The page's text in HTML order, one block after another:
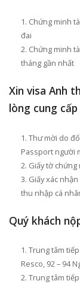
Chứng minh
đai
Chứng minh
tháng gần nhất
Xin visa Anh
lòng cung cấp
Thư mời do
Passport người
Giấy tờ chứng
Giấy xác
thu nhập cá
Quý khách
Trung tâm
Resco, 92 – 94
Trung tâm